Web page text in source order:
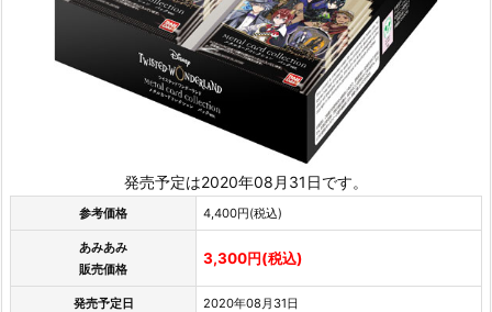
発売予定は2020年08月31日です。
参考価格 4,400円(税込)
あみあみ
販売価格
3,300円(税込)
発売予定日 2020年08月31日